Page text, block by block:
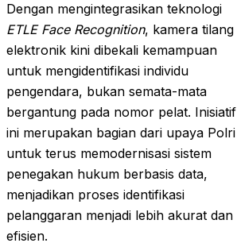
Dengan mengintegrasikan teknologi
ETLE Face Recognition, kamera tilang
elektronik kini dibekali kemampuan
untuk mengidentifikasi individu
pengendara, bukan semata-mata
bergantung pada nomor pelat. Inisiatif
ini merupakan bagian dari upaya Polri
untuk terus memodernisasi sistem
penegakan hukum berbasis data,
menjadikan proses identifikasi
pelanggaran menjadi lebih akurat dan
efisien.